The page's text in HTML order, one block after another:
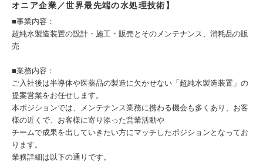
オニア企業／世界最先端の水処理技術】
■事業内容：
超純水製造装置の設計・施工・販売とそのメンテナンス、消耗品の販
売
■業務内容：
ご入社後は半導体や医薬品の製造に欠かせない「超純水製造装置」の
提案営業をお任せします。
本ポジションでは、メンテナンス業務に携わる機会も多くあり、お客
様の近くで、お客様に寄り添った営業活動や
チームで成果を出していきたい方にマッチしたポジションとなってお
ります。
業務詳細は以下の通りです。